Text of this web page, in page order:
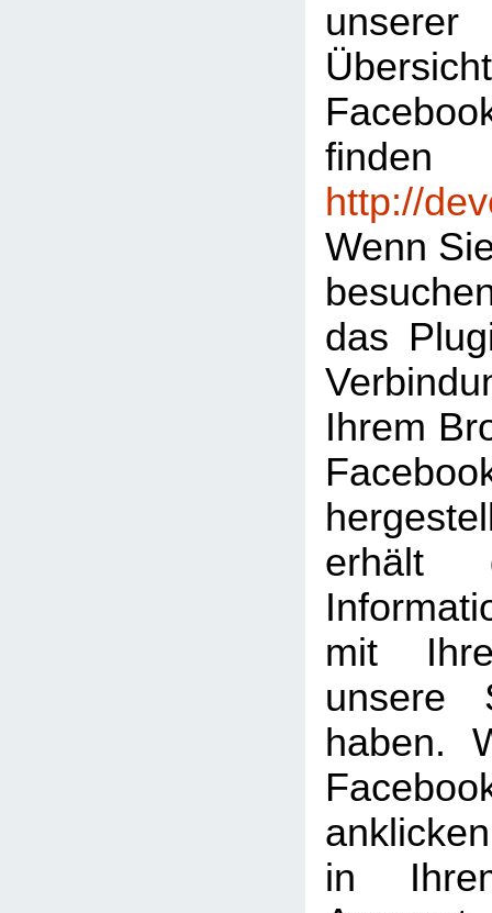
http://
Wenn
das
Ihrem
erhält
mit
unsere
haben.
in